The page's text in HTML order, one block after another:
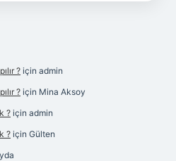
?için admin
?için Mina Aksoy
? için admin
? için Gülten